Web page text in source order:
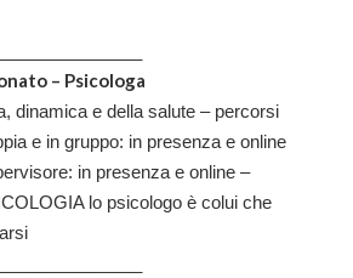
– Psicologa
dinamica e della salute – percorsi
e in gruppo: in presenza e online
in presenza e online –
lo psicologo è colui che